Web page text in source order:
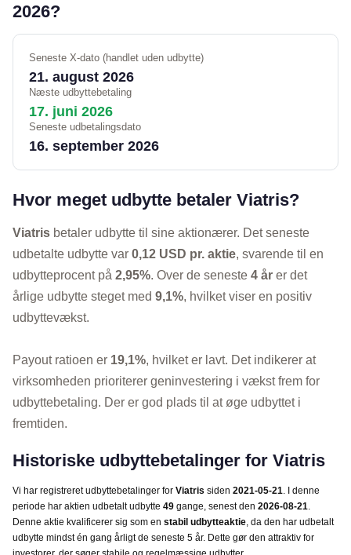
2026?
Seneste X-dato (handlet uden udbytte)
21. august 2026
Næste udbyttebetaling
17. juni 2026
Seneste udbetalingsdato
16. september 2026
Hvor meget udbytte betaler Viatris?
Viatris betaler udbytte til sine aktionærer. Det seneste
udbetalte udbytte var 0,12 USD pr. aktie, svarende til en
udbytteprocent på 2,95%. Over de seneste 4 år er det
årlige udbytte steget med 9,1%, hvilket viser en positiv
udbyttevækst.
Payout ratioen er 19,1%, hvilket er lavt. Det indikerer at
virksomheden prioriterer geninvestering i vækst frem for
udbyttebetaling. Der er god plads til at øge udbyttet i
fremtiden.
Historiske udbyttebetalinger for Viatris
Vi har registreret udbyttebetalinger for Viatris siden 2021-05-21 . I denne
periode har aktien udbetalt udbytte 49 gange, senest den 2026-08-21
Denne aktie kvalificerer sig som en stabil udbytteaktie , da den har udbetalt
udbytte mindst én gang årligt de seneste 5 år. Dette gør den attraktiv for